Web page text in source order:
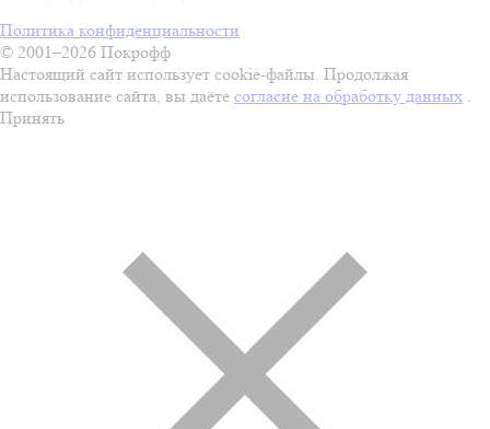
Политика конфиденциальности
© 2001–2026 Покрофф
Настоящий сайт использует cookie-файлы. Продолжая
использование сайта, вы даёте согласие на обработку данных .
Принять